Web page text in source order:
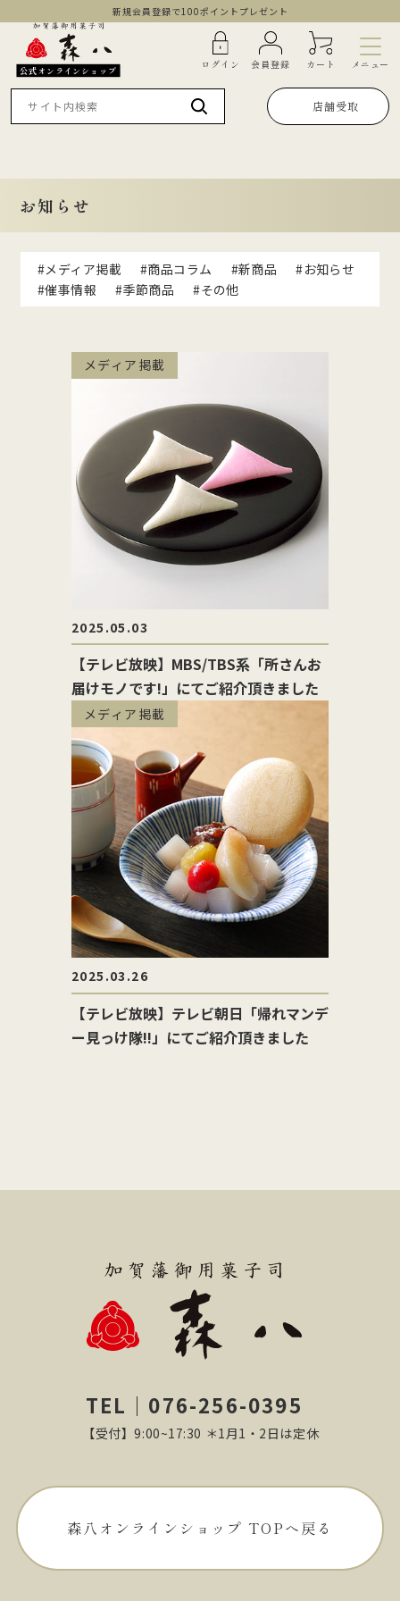
新規会員登録で100ポイントプレゼント
公式オンラインショップ ログイン 会員登録 カート メニュー
店舗受取
お知らせ
#メディア掲載 #商品コラム #新商品
#お知らせ
#催事情報
#季節商品 #その他
メディア掲載
2025.05.03
【テレビ放映】MBS/TBS系「所さんお
届けモノです!」にてご紹介頂きました
メディア掲載
2025.03.26
【テレビ放映】テレビ朝日「帰れマンデ
ー見っけ隊!!」にてご紹介頂きました
TEL｜076-256-0395
【受付】9:00~17:30 ＊1月1・2日は定休
森八オンラインショップ TOPへ戻る